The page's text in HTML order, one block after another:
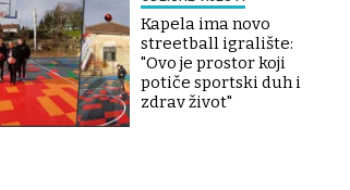
Kapela ima novo
streetball igralište:
"Ovo je prostor koji
potiče sportski duh i
zdrav život"